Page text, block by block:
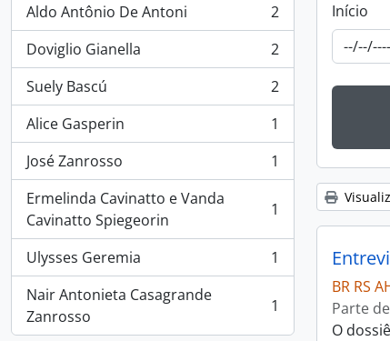
Aldo Antônio De Antoni
, 2 resultados
2
Doviglio Gianella
, 2 resultados
2
Suely Bascú
, 2 resultados
2
Alice Gasperin
, 1 resultados
1
José Zanrosso
, 1 resultados
1
Ermelinda Cavinatto e Vanda
Cavinatto Spiegeorin
, 1 resultados 1
Ulysses Geremia
, 1 resultados
1
Nair Antonieta Casagrande
Zanrosso
, 1 resultados 1
Início
BR RS
Parte de
O